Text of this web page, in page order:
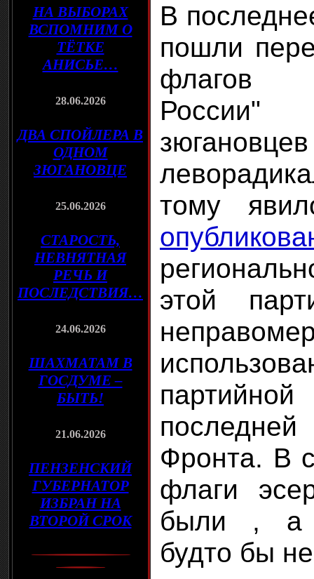
НА ВЫБОРАХ
ВСПОМНИМ О
ТЁТКЕ
АНИСЬЕ…
28.06.2026
ДВА СПОЙЛЕРА В
ОДНОМ
ЗЮГАНОВЦЕ
25.06.2026
СТАРОСТЬ,
НЕВНЯТНАЯ
РЕЧЬ И
ПОСЛЕДСТВИЯ…
24.06.2026
ШАХМАТАМ В
ГОСДУМЕ –
БЫТЬ!
21.06.2026
ПЕНЗЕНСКИЙ
ГУБЕРНАТОР
ИЗБРАН НА
ВТОРОЙ СРОК
В
пошли
флагов
России"
тому
этой
Фронта. В
флаги
были
, а
будто бы